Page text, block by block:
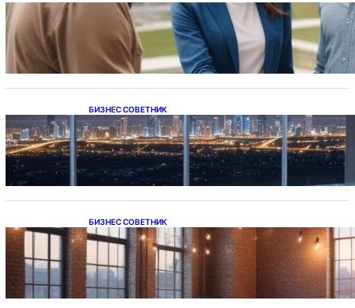
Ипотека на новостройки при оформлении
напрямую у застройщика
БИЗНЕС СОВЕТНИК
Каталог светодиодных светильников и
LED-освещения в Казахстане
БИЗНЕС СОВЕТНИК
Подвесные светодиодные светильники на